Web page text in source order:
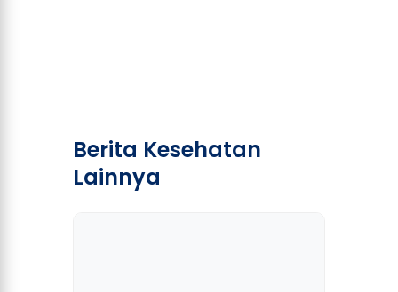
Berita Kesehatan
Lainnya